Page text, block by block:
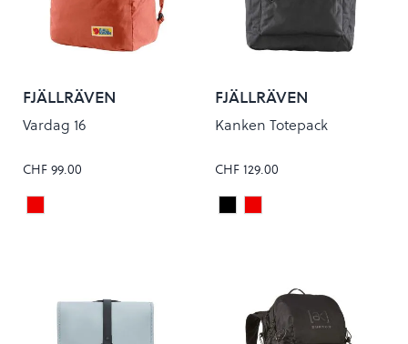
FJÄLLRÄVEN
Vardag 16
CHF 99.00
Colour
Dahlia
FJÄLLRÄVEN
Kanken Totepack
CHF 129.00
Colour
BlackTrue Red